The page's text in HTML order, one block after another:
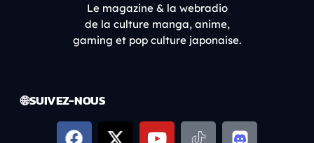
Le magazine & la webradio
de la culture manga, anime,
gaming et pop culture japonaise.
🌐 SUIVEZ-NOUS